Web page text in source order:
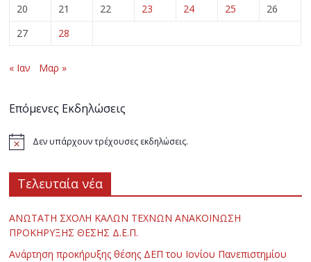
20
21 22 23 24 25
26
27
28
« Ιαν Μαρ »
Επόμενες Εκδηλώσεις
Δεν υπάρχουν τρέχουσες εκδηλώσεις.
Τελευταία νέα
ΑΝΩΤΑΤΗ ΣΧΟΛΗ ΚΑΛΩΝ ΤΕΧΝΩΝ ΑΝΑΚΟΙΝΩΣΗ
ΠΡΟΚΗΡΥΞΗΣ ΘΕΣΗΣ Δ.Ε.Π.
Ανάρτηση προκήρυξης θέσης ΔΕΠ του Ιονίου Πανεπιστημίου